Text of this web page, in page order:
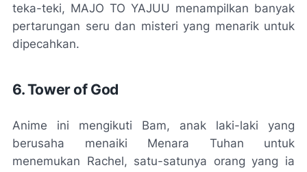
teka-teki, MAJO TO YAJUU menampilkan banyak
pertarungan seru dan misteri yang menarik untuk
dipecahkan.
6. Tower of God
Anime ini mengikuti Bam, anak laki-laki yang
berusaha menaiki Menara Tuhan untuk
menemukan Rachel, satu-satunya orang yang ia